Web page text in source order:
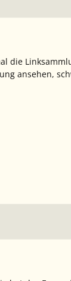
die
ansehen,